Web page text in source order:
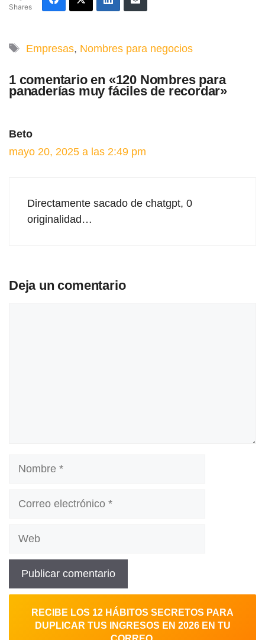
Shares
Etiquetas
Empresas, Nombres para negocios
1 comentario en «120 Nombres para
panaderías muy fáciles de recordar»
Beto
mayo 20, 2025 a las 2:49 pm
Directamente sacado de chatgpt, 0
originalidad…
Deja un comentario
RECIBE LOS 12 HÁBITOS SECRETOS PARA
DUPLICAR TUS INGRESOS EN 2026 EN TU